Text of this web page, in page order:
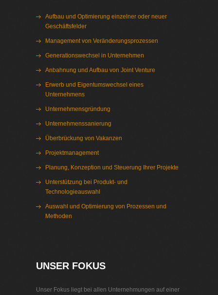
Aufbau und Optimierung einzelner oder neuer
Geschäftsfelder
Management von Veränderungsprozessen
Generationswechsel in Unternehmen
Anbahnung und Aufbau von Joint Venture
Erwerb und Eigentumswechsel eines
Unternehmens
Unternehmensgründung
Unternehmenssanierung
Überbrückung von Vakanzen
Projektmanagement
Planung, Konzeption und Steuerung Ihrer Projekte
Unterstützung bei Produkt- und
Technologieauswahl
Auswahl und Optimierung von Prozessen und
Methoden
UNSER FOKUS
Unser Fokus liegt bei allen Unternehmungen auf einer